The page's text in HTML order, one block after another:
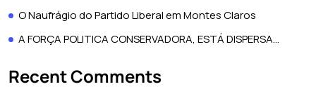
O Naufrágio do Partido Liberal em Montes Claros
A FORÇA POLITICA CONSERVADORA, ESTÁ DISPERSA…
Recent Comments